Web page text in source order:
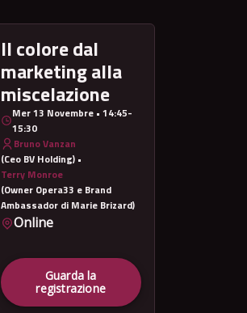
Il colore dal
marketing alla
miscelazione
Mer 13 Novembre • 14:45-
15:30
Bruno Vanzan
(Ceo BV Holding) •
Terry Monroe
(Owner Opera33 e Brand
Ambassador di Marie Brizard)
Online
Guarda la
registrazione